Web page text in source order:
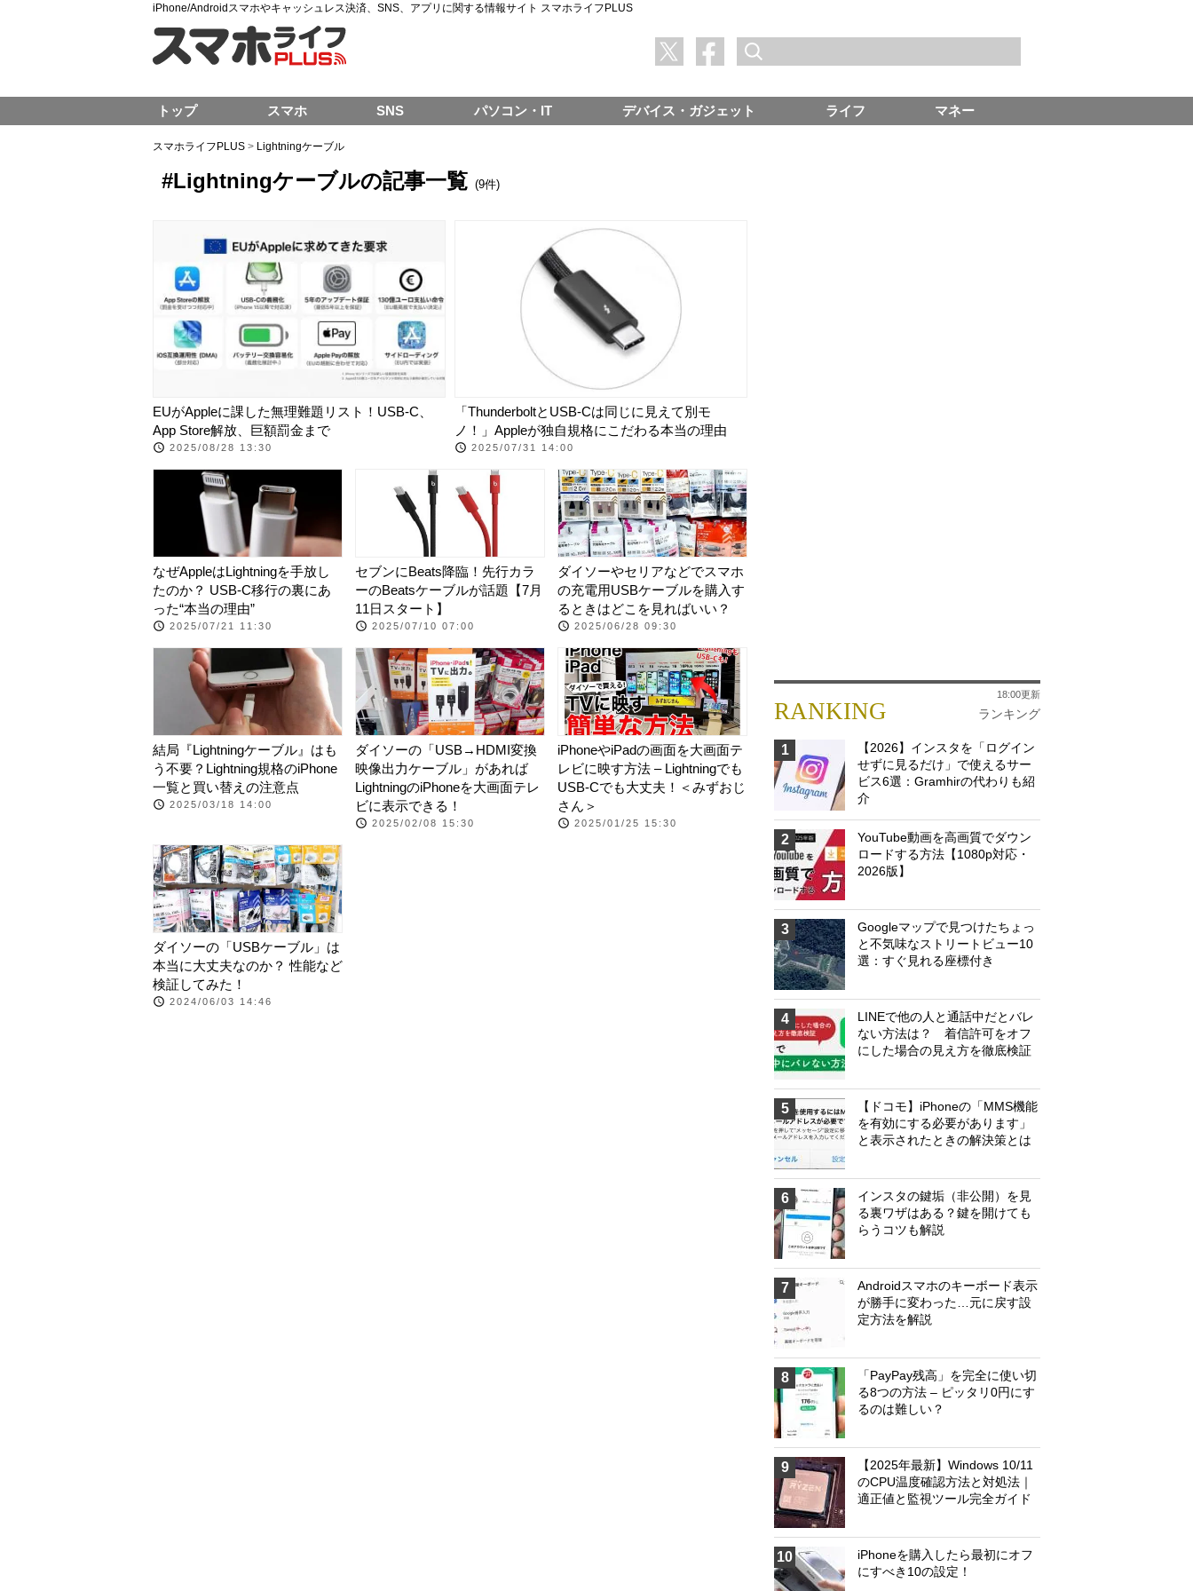
iPhone/Androidスマホやキャッシュレス決済、SNS、アプリに関する情報サイト スマホライフPLUS
スマホライフPLUS > Lightningケーブル
#Lightningケーブルの記事一覧 (9件)
EUがAppleに課した無理難題リスト！USB-C、
App Store解放、巨額罰金まで
2025/08/28 13:30
「ThunderboltとUSB-Cは同じに見えて別モ
ノ！」Appleが独自規格にこだわる本当の理由
2025/07/31 14:00
なぜAppleはLightningを手放し
たのか？ USB-C移行の裏にあ
った“本当の理由”
2025/07/21 11:30
セブンにBeats降臨！先行カラ
ーのBeatsケーブルが話題【7月
11日スタート】
2025/07/10 07:00
ダイソーやセリアなどでスマホ
の充電用USBケーブルを購入す
るときはどこを見ればいい？
2025/06/28 09:30
結局『Lightningケーブル』はも
う不要？Lightning規格のiPhone
一覧と買い替えの注意点
2025/03/18 14:00
ダイソーの「USB→HDMI変換
映像出力ケーブル」があれば
LightningのiPhoneを大画面テレ
ビに表示できる！
2025/02/08 15:30
iPhoneやiPadの画面を大画面テ
レビに映す方法 – Lightningでも
USB-Cでも大丈夫！＜みずおじ
さん＞
2025/01/25 15:30
ダイソーの「USBケーブル」は
本当に大丈夫なのか？ 性能など
検証してみた！
2024/06/03 14:46
RANKING ランキング
18:00更新
1
【2026】インスタを「ログイン
せずに見るだけ」で使えるサー
ビス6選：Gramhirの代わりも紹
介
2
YouTube動画を高画質でダウン
ロードする方法【1080p対応・
2026版】
3
Googleマップで見つけたちょっ
と不気味なストリートビュー10
選：すぐ見れる座標付き
4
LINEで他の人と通話中だとバレ
ない方法は？ 着信許可をオフ
にした場合の見え方を徹底検証
5
【ドコモ】iPhoneの「MMS機能
を有効にする必要があります」
と表示されたときの解決策とは
6
インスタの鍵垢（非公開）を見
る裏ワザはある？鍵を開けても
らうコツも解説
7
Androidスマホのキーボード表示
が勝手に変わった…元に戻す設
定方法を解説
8
「PayPay残高」を完全に使い切
る8つの方法 – ピッタリ0円にす
るのは難しい？
9
【2025年最新】Windows 10/11
のCPU温度確認方法と対処法｜
適正値と監視ツール完全ガイド
10
iPhoneを購入したら最初にオフ
にすべき10の設定！
トップ スマホ SNS パソコン・IT デバイス・ガジェット ライフ マネー